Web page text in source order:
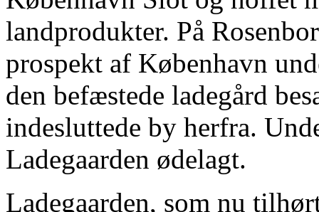
landprodukter. På
prospekt af København
den befæstede ladegård
indesluttede by herfra.
Ladegaarden ødelagt.
Ladegaarden, som nu